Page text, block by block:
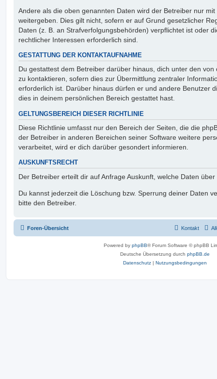
Andere als die oben genannten Daten wird der Betreiber nur
weitergeben. Dies gilt nicht, sofern er auf Grund gesetzlicher
Daten (z. B. an Strafverfolgungsbehörden) verpflichtet ist oder
rechtlicher Interessen erforderlich sind.
GESTATTUNG DER KONTAKTAUFNAHME
Du gestattest dem Betreiber darüber hinaus, dich unter den
zu kontaktieren, sofern dies zur Übermittlung zentraler
erforderlich ist. Darüber hinaus dürfen er und andere Benutzer
dies in deinem persönlichen Bereich gestattet hast.
GELTUNGSBEREICH DIESER RICHTLINIE
Diese Richtlinie umfasst nur den Bereich der Seiten, die die
der Betreiber in anderen Bereichen seiner Software weitere
verarbeitet, wird er dich darüber gesondert informieren.
AUSKUNFTSRECHT
Der Betreiber erteilt dir auf Anfrage Auskunft, welche Daten
Du kannst jederzeit die Löschung bzw. Sperrung deiner Daten
bitte den Betreiber.
Foren-Übersicht Kontakt
Powered by phpBB® Forum Software © phpBB
Deutsche Übersetzung durch phpBB.de
Datenschutz
Nutzungsbedingungen